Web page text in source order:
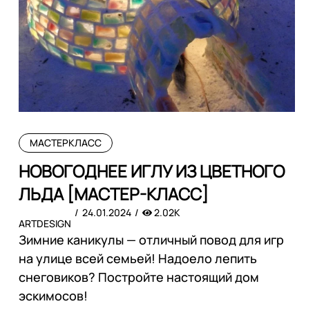
МАСТЕРКЛАСС
НОВОГОДНЕЕ ИГЛУ ИЗ ЦВЕТНОГО
ЛЬДА [МАСТЕР-КЛАСС]
ARTDESIGN
24.01.2024 2.02K
Зимние каникулы — отличный повод для игр
на улице всей семьей! Надоело лепить
снеговиков? Постройте настоящий дом
эскимосов!